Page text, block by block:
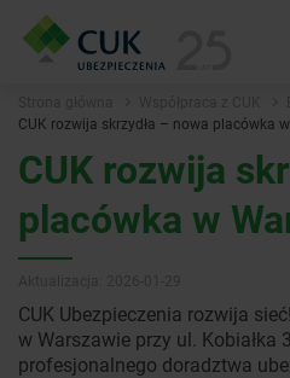
CUK rozwija skrzydła – nowa placówka
CUK rozwija
placówka w
CUK Ubezpieczenia rozwija
w Warszawie przy ul. Kobiałka
profesjonalnego doradztwa